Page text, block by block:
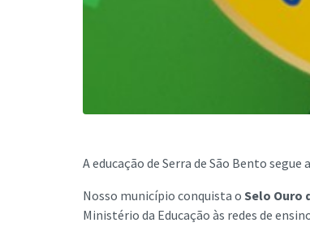
A educação de Serra de São Bento
Nosso município conquista o Selo Ouro
Ministério da Educação às redes de